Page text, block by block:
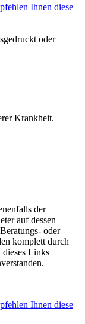
Ihnen diese
oder
Krankheit.
der
auf dessen
oder
komplett durch
Links
Ihnen diese